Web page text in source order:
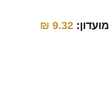
9.32
₪